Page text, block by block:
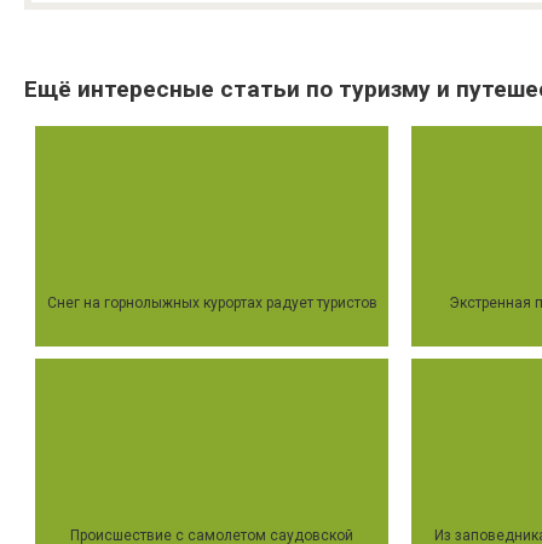
Ещё интересные статьи по туризму и
Снег на горнолыжных курортах радует туристов Экстренная
Происшествие с самолетом саудовской
Из